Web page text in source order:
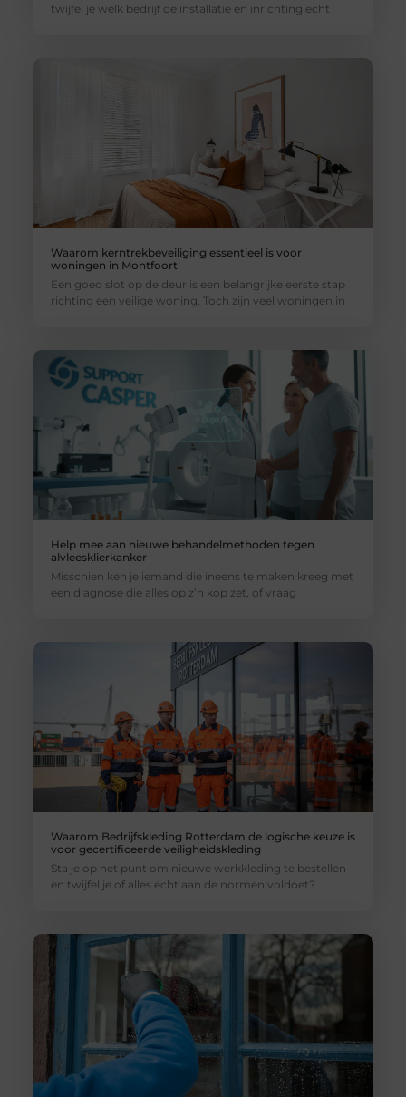
twijfel je welk bedrijf de installatie en inrichting echt
Waarom kerntrekbeveiliging essentieel is voor
woningen in Montfoort
Een goed slot op de deur is een belangrijke eerste stap
richting een veilige woning. Toch zijn veel woningen in
Help mee aan nieuwe behandelmethoden tegen
alvleesklierkanker
Misschien ken je iemand die ineens te maken kreeg met
een diagnose die alles op z’n kop zet, of vraag
Waarom Bedrijfskleding Rotterdam de logische keuze is
voor gecertificeerde veiligheidskleding
Sta je op het punt om nieuwe werkkleding te bestellen
en twijfel je of alles echt aan de normen voldoet?